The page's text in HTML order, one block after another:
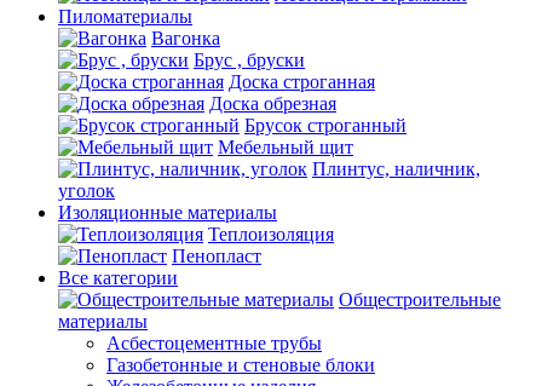
Пиломатериалы
Вагонка
Брус , бруски
Доска строганная
Доска обрезная
Брусок строганный
Мебельный щит
Плинтус, наличник,
уголок
Изоляционные материалы
Теплоизоляция
Пенопласт
Все категории
Общестроительные
материалы
Асбестоцементные трубы
Газобетонные и стеновые блоки